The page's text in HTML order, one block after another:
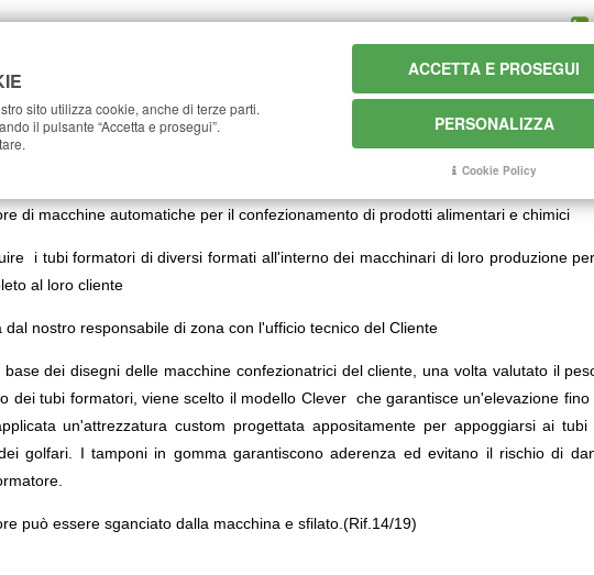
case history news faq
Sollevamento
di macchine automatiche per il confezionamento di prodotti alimentari e chimici
i tubi formatori di diversi formati all'interno dei macchinari di loro produzione
al loro cliente
dal nostro responsabile di zona con l'ufficio tecnico del Cliente
base dei disegni delle macchine confezionatrici del cliente, una volta valutato il
dei tubi formatori, viene scelto il modello Clever che garantisce un'elevazione fino
un'attrezzatura custom progettata appositamente per appoggiarsi ai
golfari. I tamponi in gomma garantiscono aderenza ed evitano il rischio di
può essere sganciato dalla macchina e sfilato.(Rif.14/19)
sito utilizza cookie, anche di terze parti.
il pulsante “Accetta e prosegui”.
ACCETTA E PROSEGUI
PERSONALIZZA
Cookie Policy